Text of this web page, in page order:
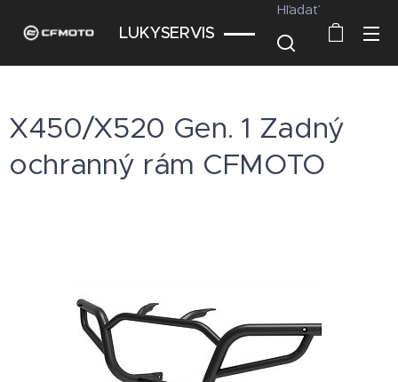
LUKYSERVIS
Hľadať
X450/X520 Gen. 1 Zadný
ochranný rám CFMOTO